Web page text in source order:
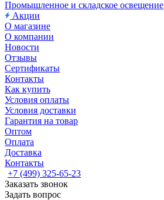
Промышленное и складское освещение
Акции
О магазине
О компании
Новости
Отзывы
Сертификаты
Контакты
Как купить
Условия оплаты
Условия доставки
Гарантия на товар
Оптом
Оплата
Доставка
Контакты
+7 (499) 325-65-23
Заказать звонок
Задать вопрос